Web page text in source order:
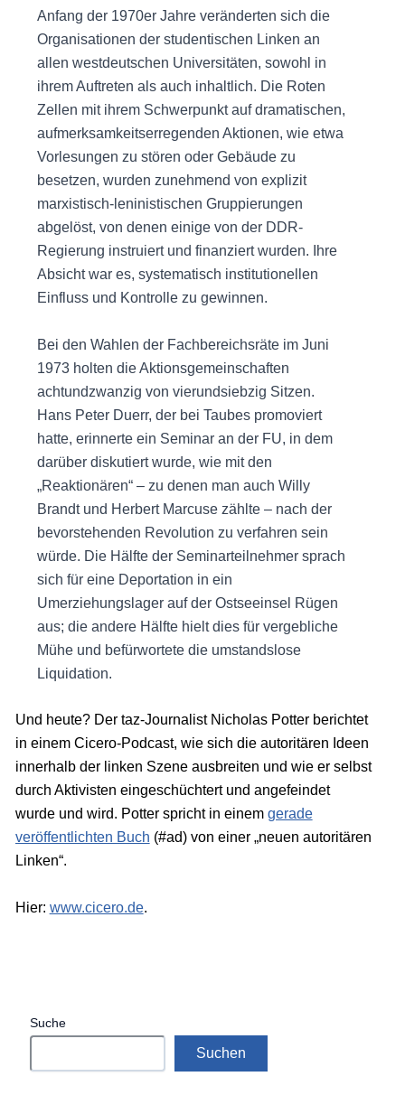
Anfang der 1970er Jahre veränderten sich die
Organisationen der studentischen Linken an
allen westdeutschen Universitäten, sowohl in
ihrem Auftreten als auch inhaltlich. Die Roten
Zellen mit ihrem Schwerpunkt auf dramatischen,
aufmerksamkeitserregenden Aktionen, wie etwa
Vorlesungen zu stören oder Gebäude zu
besetzen, wurden zunehmend von explizit
marxistisch-leninistischen Gruppierungen
abgelöst, von denen einige von der DDR-
Regierung instruiert und finanziert wurden. Ihre
Absicht war es, systematisch institutionellen
Einfluss und Kontrolle zu gewinnen.
Bei den Wahlen der Fachbereichsräte im Juni
1973 holten die Aktionsgemeinschaften
achtundzwanzig von vierundsiebzig Sitzen.
Hans Peter Duerr, der bei Taubes promoviert
hatte, erinnerte ein Seminar an der FU, in dem
darüber diskutiert wurde, wie mit den
„Reaktionären“ – zu denen man auch Willy
Brandt und Herbert Marcuse zählte – nach der
bevorstehenden Revolution zu verfahren sein
würde. Die Hälfte der Seminarteilnehmer sprach
sich für eine Deportation in ein
Umerziehungslager auf der Ostseeinsel Rügen
aus; die andere Hälfte hielt dies für vergebliche
Mühe und befürwortete die umstandslose
Liquidation.
Und heute? Der taz-Journalist Nicholas Potter berichtet
in einem Cicero-Podcast, wie sich die autoritären Ideen
innerhalb der linken Szene ausbreiten und wie er selbst
durch Aktivisten eingeschüchtert und angefeindet
wurde und wird. Potter spricht in einem gerade
veröffentlichten Buch (#ad) von einer „neuen autoritären
Linken“.
Hier: www.cicero.de.
Suche
Suchen